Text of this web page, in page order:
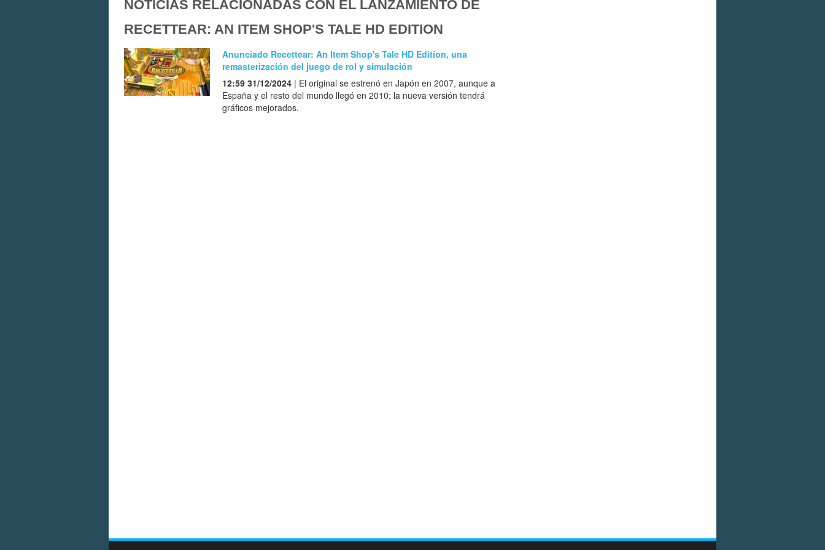
NOTICIAS RELACIONADAS CON EL LANZAMIENTO DE
RECETTEAR: AN ITEM SHOP'S TALE HD EDITION
Anunciado Recettear: An Item Shop's Tale HD Edition, una
remasterización del juego de rol y simulación
12:59 31/12/2024 | El original se estrenó en Japón en 2007, aunque a
España y el resto del mundo llegó en 2010; la nueva versión tendrá
gráficos mejorados.